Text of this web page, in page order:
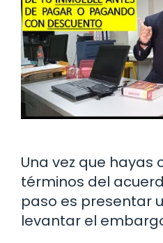
Una vez que hayas
términos del
paso es presentar
levantar el